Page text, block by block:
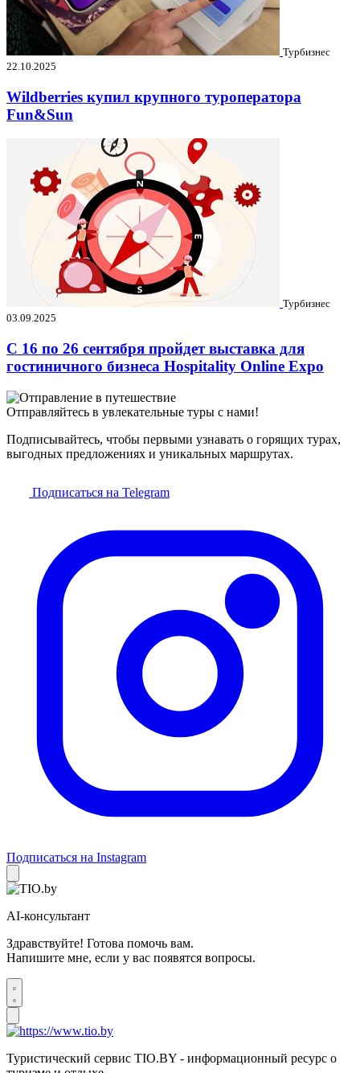
Турбизнес
22.10.2025
Wildberries купил крупного туроператора
Fun&Sun
Турбизнес
03.09.2025
C 16 по 26 сентября пройдет выставка для
гостиничного бизнеса Hospitality Online Expo
Отправляйтесь в увлекательные туры с нами!
Подписывайтесь, чтобы первыми узнавать о горящих турах,
выгодных предложениях и уникальных маршрутах.
Подписаться на Telegram
Подписаться на Instagram
AI-консультант
Здравствуйте! Готова помочь вам.
Напишите мне, если у вас появятся вопросы.
Туристический сервис TIO.BY - информационный ресурс о